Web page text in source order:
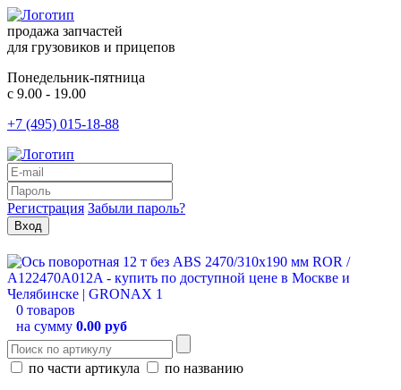
продажа запчастей
для грузовиков и прицепов
Понедельник-пятница
с 9.00 - 19.00
+7 (495) 015-18-88
Регистрация Забыли пароль?
0 товаров
на сумму 0.00 руб
по части артикула
по названию